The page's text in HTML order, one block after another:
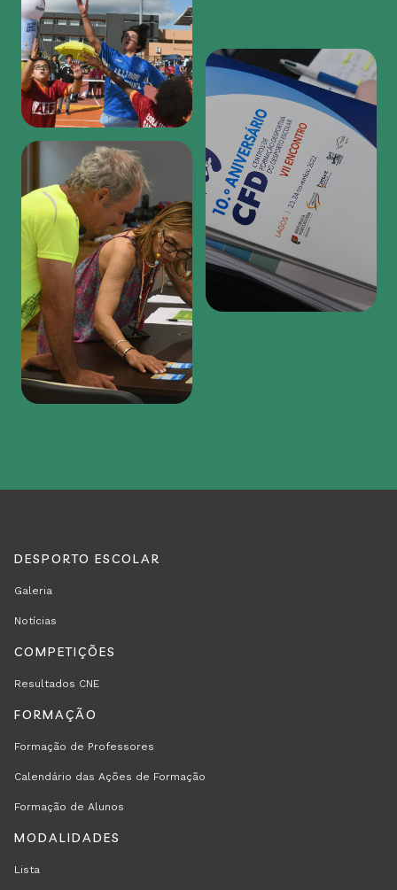
REGION
RODAPÉ
DESPORTO ESCOLAR
Galeria
Notícias
COMPETIÇÕES
Resultados CNE
FORMAÇÃO
Formação de Professores
Calendário das Ações de Formação
Formação de Alunos
MODALIDADES
Lista